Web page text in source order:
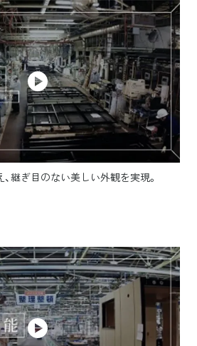
継ぎ目のない美しい外観を実現。